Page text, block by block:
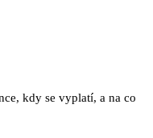
kdy se vyplatí, a na co